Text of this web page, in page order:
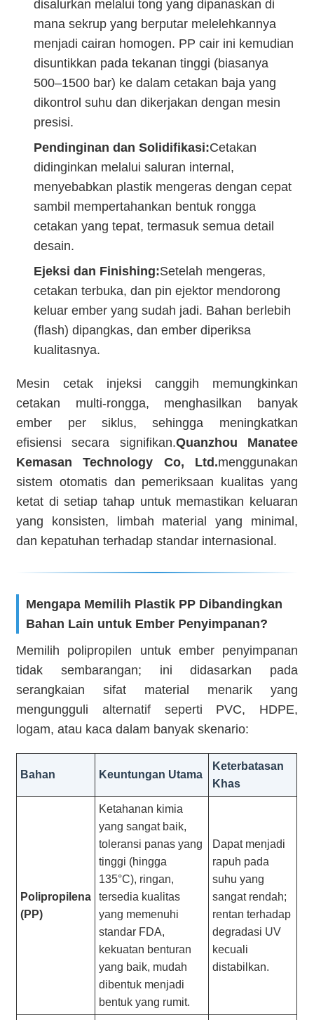
disalurkan melalui tong yang dipanaskan di
mana sekrup yang berputar melelehkannya
menjadi cairan homogen. PP cair ini kemudian
disuntikkan pada tekanan tinggi (biasanya
500–1500 bar) ke dalam cetakan baja yang
dikontrol suhu dan dikerjakan dengan mesin
presisi.
Pendinginan dan Solidifikasi:Cetakan
didinginkan melalui saluran internal,
menyebabkan plastik mengeras dengan cepat
sambil mempertahankan bentuk rongga
cetakan yang tepat, termasuk semua detail
desain.
Ejeksi dan Finishing:Setelah mengeras,
cetakan terbuka, dan pin ejektor mendorong
keluar ember yang sudah jadi. Bahan berlebih
(flash) dipangkas, dan ember diperiksa
kualitasnya.
Mesin cetak injeksi canggih memungkinkan
cetakan multi-rongga, menghasilkan banyak
ember per siklus, sehingga meningkatkan
efisiensi secara signifikan.Quanzhou Manatee
Kemasan Technology Co, Ltd.menggunakan
sistem otomatis dan pemeriksaan kualitas yang
ketat di setiap tahap untuk memastikan keluaran
yang konsisten, limbah material yang minimal,
dan kepatuhan terhadap standar internasional.
Mengapa Memilih Plastik PP Dibandingkan
Bahan Lain untuk Ember Penyimpanan?
Memilih polipropilen untuk ember penyimpanan
tidak sembarangan; ini didasarkan pada
serangkaian sifat material menarik yang
mengungguli alternatif seperti PVC, HDPE,
logam, atau kaca dalam banyak skenario:
Bahan Keuntungan Utama
Keterbatasan
Khas
Polipropilena
(PP)
Ketahanan kimia
yang sangat baik,
toleransi panas yang
tinggi (hingga
135°C), ringan,
tersedia kualitas
yang memenuhi
standar FDA,
kekuatan benturan
yang baik, mudah
dibentuk menjadi
bentuk yang rumit.
Dapat menjadi
rapuh pada
suhu yang
sangat rendah;
rentan terhadap
degradasi UV
kecuali
distabilkan.